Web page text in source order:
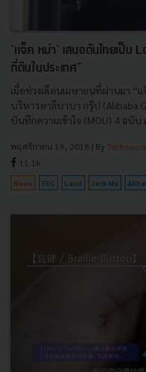
'แจ็ค หม่า' เสนอดันไทยเป็น
ที่ดินในประเทศ"
เมื่อช่วงเดือนเมษายนที่ผ่านมา “
บริหารอาลีบาบา กรุ๊ป (Alibaba
บันทึกความเข้าใจ (MOU) 4 ฉบับ
พฤศจิกายน 19, 2018 | By
11.1k
News EEC Land Jack Ma